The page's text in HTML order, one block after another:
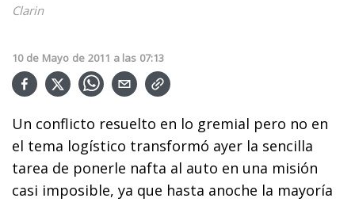
Clarin
10 de Mayo de 2011 a las 07:13
Un conflicto resuelto en lo gremial pero no en
el tema logístico transformó ayer la sencilla
tarea de ponerle nafta al auto en una misión
casi imposible, ya que hasta anoche la mayoría